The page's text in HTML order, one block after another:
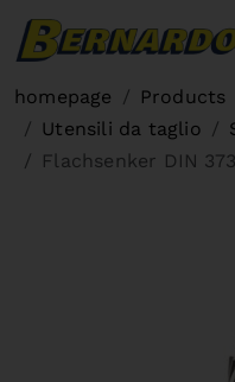
homepage Products
Utensili da taglio
Flachsenker DIN